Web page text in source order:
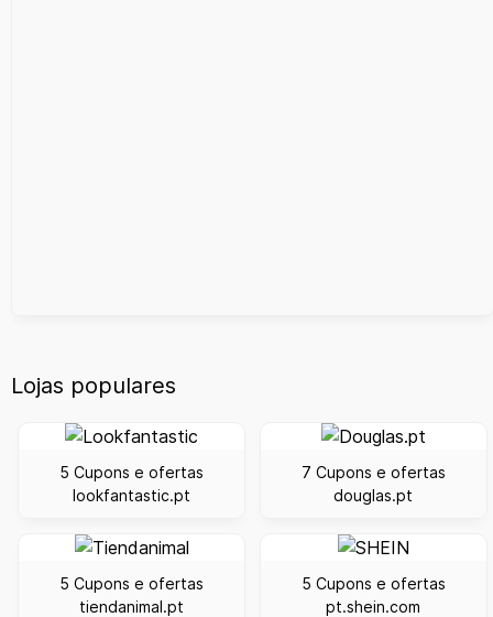
Lojas populares
5 Cupons e ofertas
lookfantastic.pt
7 Cupons e ofertas
douglas.pt
5 Cupons e ofertas
tiendanimal.pt
5 Cupons e ofertas
pt.shein.com